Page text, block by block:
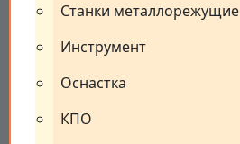
Станки металлорежущие
Инструмент
Оснастка
КПО